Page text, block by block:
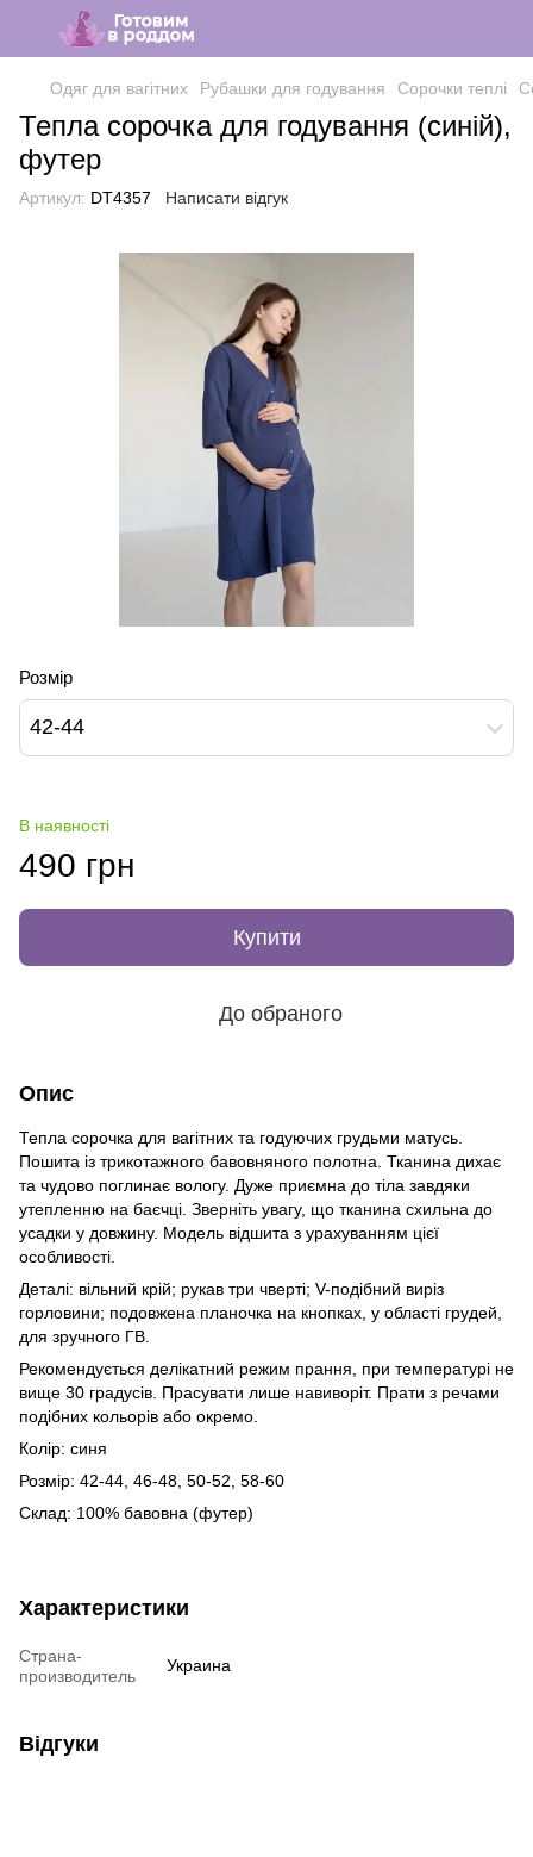
Одяг для вагітних Рубашки для годування Сорочки теплі
Тепла сорочка для годування (синій),
футер
Артикул: DT4357 Написати відгук
Розмір
42-44
В наявності
490 грн
Купити
До обраного
Опис
Тепла сорочка для вагітних та годуючих грудьми матусь.
Пошита із трикотажного бавовняного полотна. Тканина дихає
та чудово поглинає вологу. Дуже приємна до тіла завдяки
утепленню на баєчці. Зверніть увагу, що тканина схильна до
усадки у довжину. Модель відшита з урахуванням цієї
особливості.
Деталі: вільний крій; рукав три чверті; V-подібний виріз
горловини; подовжена планочка на кнопках, у області грудей,
для зручного ГВ.
Рекомендується делікатний режим прання, при температурі не
вище 30 градусів. Прасувати лише навиворіт. Прати з речами
подібних кольорів або окремо.
Колір: синя
Розмір: 42-44, 46-48, 50-52, 58-60
Склад: 100% бавовна (футер)
Характеристики
Страна-
производитель
Украина
Відгуки